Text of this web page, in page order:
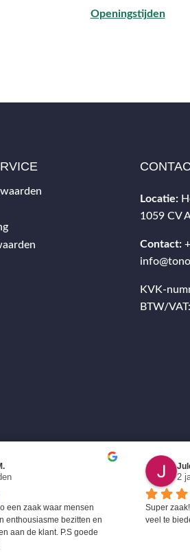
Openingstijden
Locatie:
1059 CV
Contact:
KVK-
BTW/
een zaak waar mensen
enthousiasme bezitten en
aan de klant. P.S goede
2
Super
veel te